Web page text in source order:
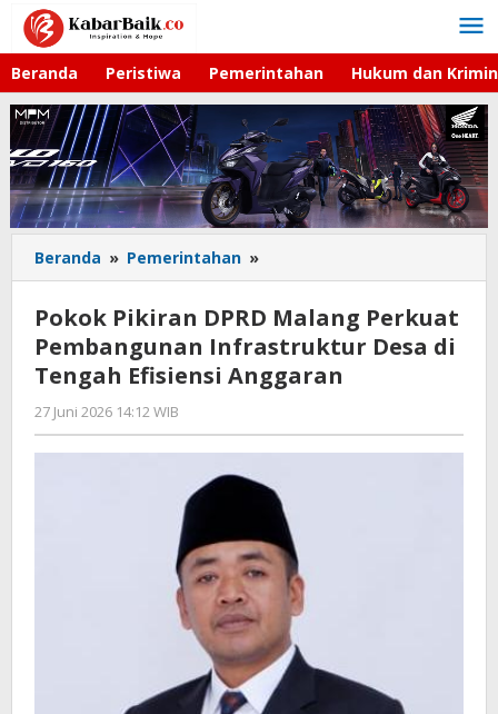
Lewati
konten
Beranda Peristiwa Pemerintahan Hukum dan
Beranda » Pemerintahan »
Pikiran
Malang
Perkuat
Pembangunan
Efisiensi
Anggaran
Pokok Pikiran DPRD Malang Perkuat
Pembangunan Infrastruktur Desa di
Tengah Efisiensi Anggaran
27 Juni 2026 14:12 WIB
Imam
WD